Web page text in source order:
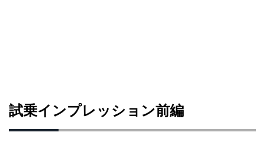
試乗インプレッション前編